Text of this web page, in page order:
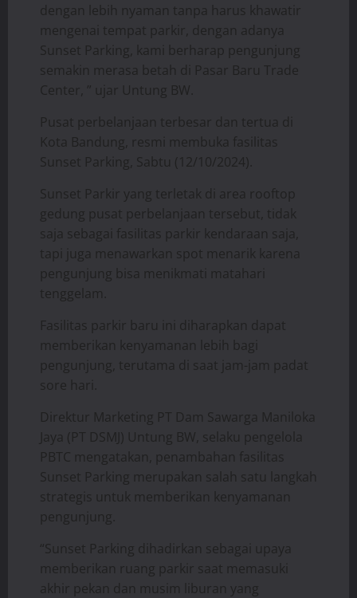
dengan lebih nyaman tanpa harus khawatir
mengenai tempat parkir, dengan adanya
Sunset Parking, kami berharap pengunjung
semakin merasa betah di Pasar Baru Trade
Center, ” ujar Untung BW.
Pusat perbelanjaan terbesar dan tertua di
Kota Bandung, resmi membuka fasilitas
Sunset Parking, Sabtu (12/10/2024).
Sunset Parkir yang terletak di area rooftop
gedung pusat perbelanjaan tersebut, tidak
saja sebagai fasilitas parkir kendaraan saja,
tapi juga menawarkan spot menarik karena
pengunjung bisa menikmati matahari
tenggelam.
Fasilitas parkir baru ini diharapkan dapat
memberikan kenyamanan lebih bagi
pengunjung, terutama di saat jam-jam padat
sore hari.
Direktur Marketing PT Dam Sawarga Maniloka
Jaya (PT DSMJ) Untung BW, selaku pengelola
PBTC mengatakan, penambahan fasilitas
Sunset Parking merupakan salah satu langkah
strategis untuk memberikan kenyamanan
pengunjung.
“Sunset Parking dihadirkan sebagai upaya
memberikan ruang parkir saat memasuki
akhir pekan dan musim liburan yang